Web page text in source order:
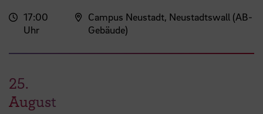
17:00
Uhr
Campus Neustadt, Neustadtswall (AB-
Gebäude)
25.
August